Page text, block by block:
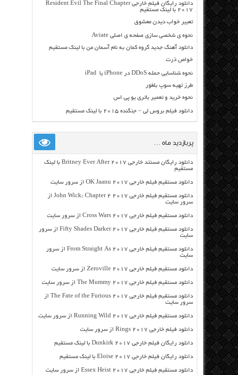
دانلود رایگان فیلم خارجی Resident Evil The Final Chapter
2017 با لینک مستقیم
تعبیر خواب دیدن معشوق
نحوه ی شخصی سازی صفحه ی اصلی Aviate
دانلود آهنگ جدید گروه کمان به نام آسمان من با لینک مستقیم
خواص ذرت
نحوه شناسایی حمله DDoS در iPhone یا iPad
طرز تهیه سوپ بلغور
نحوه خرید و تعمیر باتری یو پی اس
دانلود فیلم بروس لی – جنگنده ۲۰۱۵ با لینک مستقیم
پربازدید ماه …
دانلود رایگان مسنتد خارجی Britney Ever After 2017 با لینک
مستقیم
دانلود مستقیم فیلم خارجی OK Jaanu 2017 از سرور سایت
دانلود مستقیم فیلم خارجی John Wick: Chapter 2 2017 از
سرور سایت
دانلود مستقیم فیلم خارجی Cross Wars 2017 از سرور سایت
دانلود مستقیم فیلم خارجی Fifty Shades Darker 2017 از سرور
سایت
دانلود مستقیم فیلم خارجی From Straight As 2017 از سرور
سایت
دانلود مستقیم فیلم خارجی Zeroville 2017 از سرور سایت
دانلود مستقیم فیلم خارجی The Mummy 2017 از سرور سایت
دانلود مستقیم فیلم خارجی The Fate of the Furious 2017 از
سرور سایت
دانلود مستقیم فیلم خارجی Running Wild 2017 از سرور سایت
دانلود فیلم خارجی Rings 2017 از سرور سایت
دانلود رایگان فیلم خارجی Dunkirk 2017 با لینک مستقیم
دانلود رایگان فیلم خارجی Eloise 2017 با لینک مستقیم
دانلود مستقیم فیلم خارجی Essex Heist 2017 از سرور سایت